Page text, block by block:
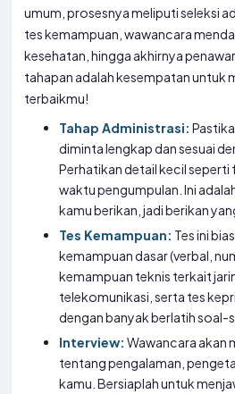
umum, prosesnya meliputi seleksi
tes kemampuan, wawancara
kesehatan, hingga akhirnya
tahapan adalah kesempatan untuk
terbaikmu!
Tahap Administrasi:
diminta lengkap dan sesuai
Perhatikan detail kecil
waktu pengumpulan. Ini
kamu berikan, jadi berikan
Tes Kemampuan: Tes ini
kemampuan dasar (verbal,
kemampuan teknis terkait
telekomunikasi, serta tes
dengan banyak berlatih soal-
Interview: Wawancara akan
tentang pengalaman,
kamu. Bersiaplah untuk